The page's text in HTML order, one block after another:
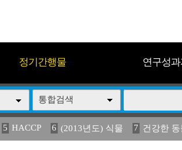
정기간행물 연구성
통합검색
5 HACCP 6 (2013년도) 식물 7 건강한 동
(2013년도) 식 15 구제역 16 관리 17